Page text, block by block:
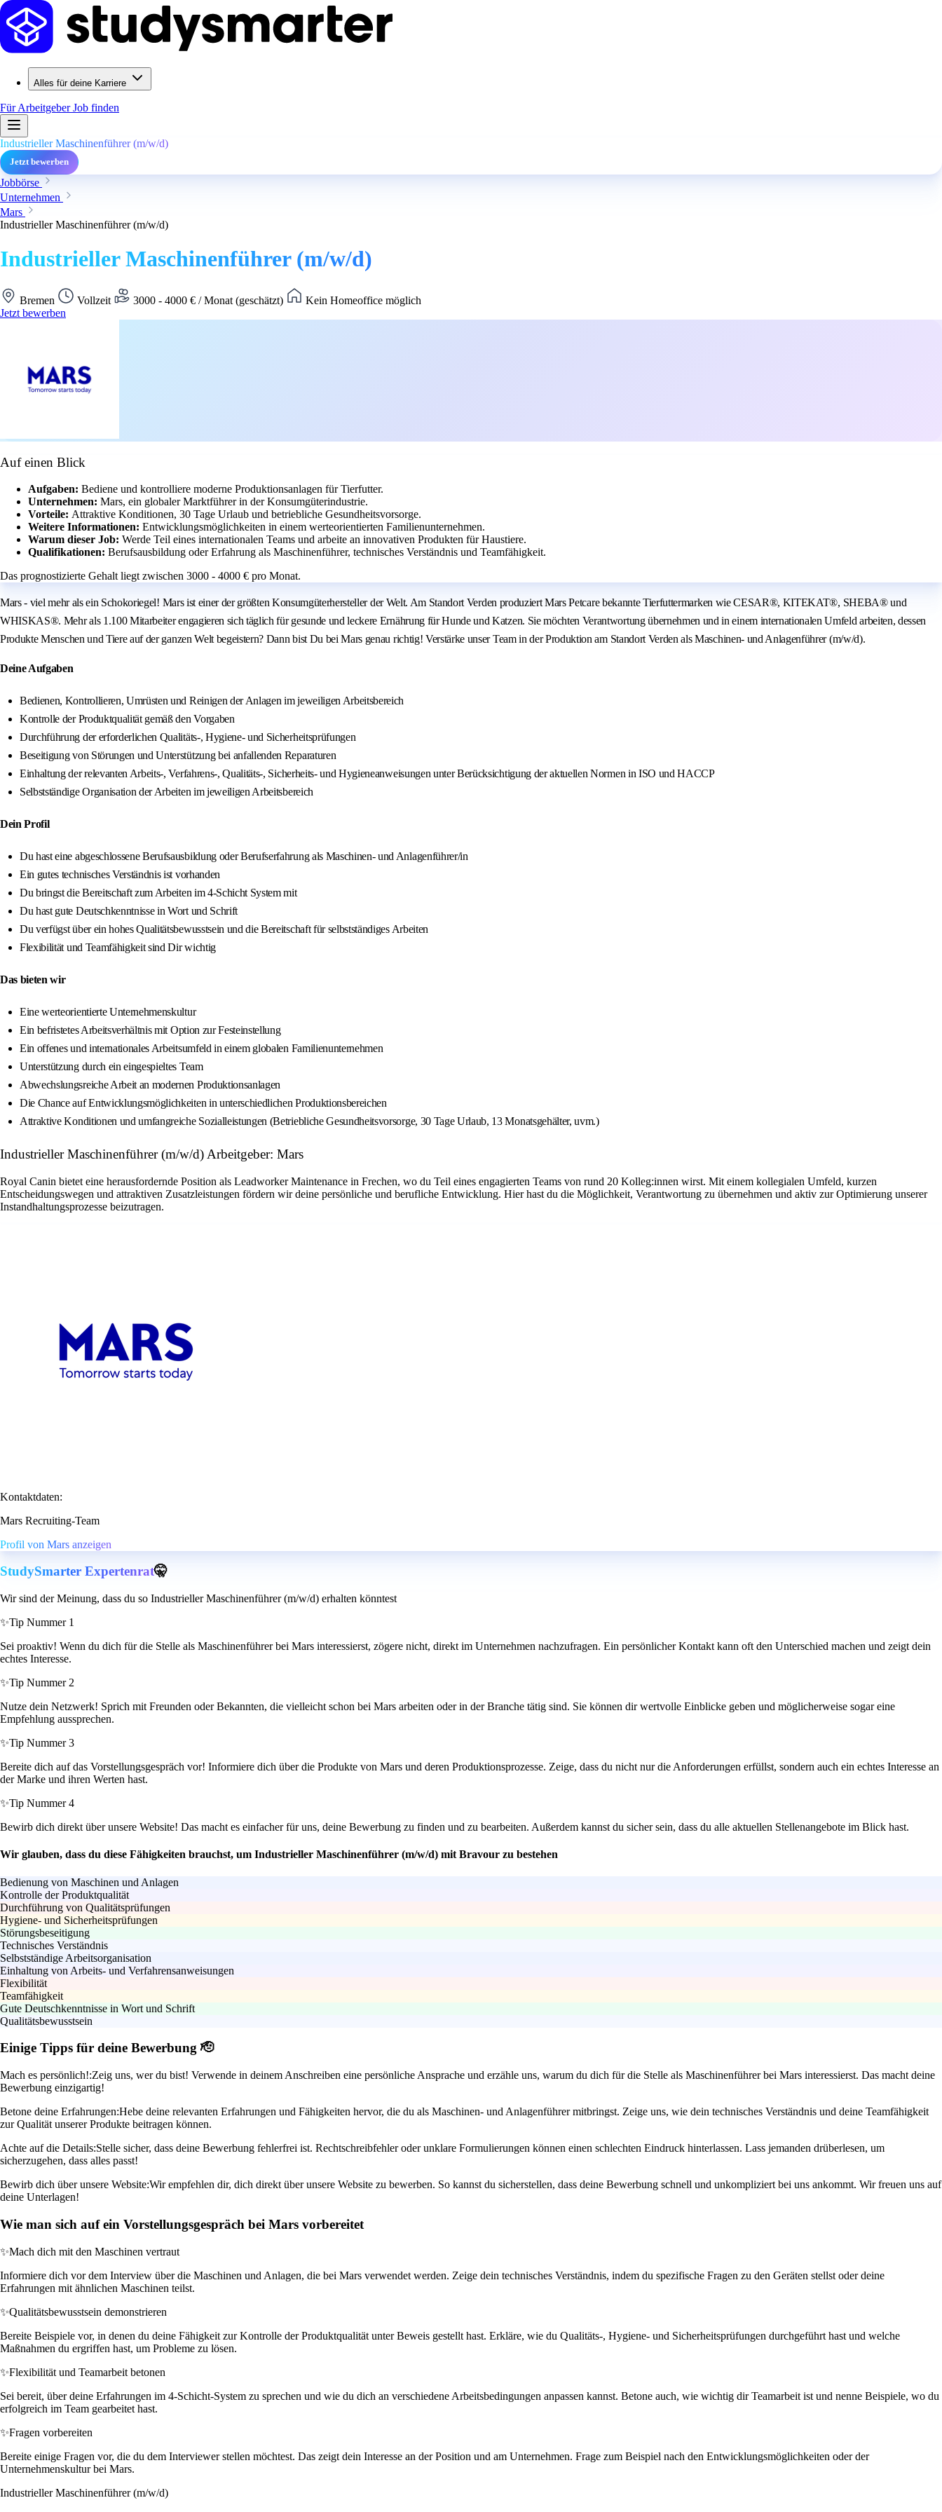
Alles für deine Karriere
Für ArbeitgeberJob finden
Industrieller Maschinenführer (m/w/d)
Jetzt bewerben
Jobbörse
Unternehmen
Mars
Industrieller Maschinenführer (m/w/d)
Industrieller Maschinenführer (m/w/d)
Bremen Vollzeit 3000 - 4000 € / Monat (geschätzt)
Kein Homeoffice möglich
Jetzt bewerben
Auf einen Blick
Aufgaben: Bediene und kontrolliere moderne Produktionsanlagen für Tierfutter.
Unternehmen: Mars, ein globaler Marktführer in der Konsumgüterindustrie.
Vorteile: Attraktive Konditionen, 30 Tage Urlaub und betriebliche Gesundheitsvorsorge.
Weitere Informationen: Entwicklungsmöglichkeiten in einem werteorientierten Familienunternehmen.
Warum dieser Job: Werde Teil eines internationalen Teams und arbeite an innovativen Produkten für Haustiere.
Qualifikationen: Berufsausbildung oder Erfahrung als Maschinenführer, technisches Verständnis und Teamfähigkeit.
Das prognostizierte Gehalt liegt zwischen 3000 - 4000 € pro Monat.
Mars - viel mehr als ein Schokoriegel! Mars ist einer der größten Konsumgüterhersteller der Welt. Am Standort Verden produziert Mars Petcare bekannte Tierfuttermarken wie CESAR®, KITEKAT®, SHEBA® und
WHISKAS®. Mehr als 1.100 Mitarbeiter engagieren sich täglich für gesunde und leckere Ernährung für Hunde und Katzen. Sie möchten Verantwortung übernehmen und in einem internationalen Umfeld arbeiten, dessen
Produkte Menschen und Tiere auf der ganzen Welt begeistern? Dann bist Du bei Mars genau richtig! Verstärke unser Team in der Produktion am Standort Verden als Maschinen- und Anlagenführer (m/w/d).
Deine Aufgaben
Bedienen, Kontrollieren, Umrüsten und Reinigen der Anlagen im jeweiligen Arbeitsbereich
Kontrolle der Produktqualität gemäß den Vorgaben
Durchführung der erforderlichen Qualitäts-, Hygiene- und Sicherheitsprüfungen
Beseitigung von Störungen und Unterstützung bei anfallenden Reparaturen
Einhaltung der relevanten Arbeits-, Verfahrens-, Qualitäts-, Sicherheits- und Hygieneanweisungen unter Berücksichtigung der aktuellen Normen in ISO und HACCP
Selbstständige Organisation der Arbeiten im jeweiligen Arbeitsbereich
Dein Profil
Du hast eine abgeschlossene Berufsausbildung oder Berufserfahrung als Maschinen- und Anlagenführer/in
Ein gutes technisches Verständnis ist vorhanden
Du bringst die Bereitschaft zum Arbeiten im 4-Schicht System mit
Du hast gute Deutschkenntnisse in Wort und Schrift
Du verfügst über ein hohes Qualitätsbewusstsein und die Bereitschaft für selbstständiges Arbeiten
Flexibilität und Teamfähigkeit sind Dir wichtig
Das bieten wir
Eine werteorientierte Unternehmenskultur
Ein befristetes Arbeitsverhältnis mit Option zur Festeinstellung
Ein offenes und internationales Arbeitsumfeld in einem globalen Familienunternehmen
Unterstützung durch ein eingespieltes Team
Abwechslungsreiche Arbeit an modernen Produktionsanlagen
Die Chance auf Entwicklungsmöglichkeiten in unterschiedlichen Produktionsbereichen
Attraktive Konditionen und umfangreiche Sozialleistungen (Betriebliche Gesundheitsvorsorge, 30 Tage Urlaub, 13 Monatsgehälter, uvm.)
Industrieller Maschinenführer (m/w/d) Arbeitgeber: Mars
Royal Canin bietet eine herausfordernde Position als Leadworker Maintenance in Frechen, wo du Teil eines engagierten Teams von rund 20 Kolleg:innen wirst. Mit einem kollegialen Umfeld, kurzen
Entscheidungswegen und attraktiven Zusatzleistungen fördern wir deine persönliche und berufliche Entwicklung. Hier hast du die Möglichkeit, Verantwortung zu übernehmen und aktiv zur Optimierung unserer
Instandhaltungsprozesse beizutragen.
Kontaktdaten:
Mars Recruiting-Team
Profil von Mars anzeigen
StudySmarter Expertenrat🤫
Wir sind der Meinung, dass du so Industrieller Maschinenführer (m/w/d) erhalten könntest
✨Tip Nummer 1
Sei proaktiv! Wenn du dich für die Stelle als Maschinenführer bei Mars interessierst, zögere nicht, direkt im Unternehmen nachzufragen. Ein persönlicher Kontakt kann oft den Unterschied machen und zeigt dein
echtes Interesse.
✨Tip Nummer 2
Nutze dein Netzwerk! Sprich mit Freunden oder Bekannten, die vielleicht schon bei Mars arbeiten oder in der Branche tätig sind. Sie können dir wertvolle Einblicke geben und möglicherweise sogar eine
Empfehlung aussprechen.
✨Tip Nummer 3
Bereite dich auf das Vorstellungsgespräch vor! Informiere dich über die Produkte von Mars und deren Produktionsprozesse. Zeige, dass du nicht nur die Anforderungen erfüllst, sondern auch ein echtes Interesse an
der Marke und ihren Werten hast.
✨Tip Nummer 4
Bewirb dich direkt über unsere Website! Das macht es einfacher für uns, deine Bewerbung zu finden und zu bearbeiten. Außerdem kannst du sicher sein, dass du alle aktuellen Stellenangebote im Blick hast.
Wir glauben, dass du diese Fähigkeiten brauchst, um Industrieller Maschinenführer (m/w/d) mit Bravour zu bestehen
Bedienung von Maschinen und Anlagen
Kontrolle der Produktqualität
Durchführung von Qualitätsprüfungen
Hygiene- und Sicherheitsprüfungen
Störungsbeseitigung
Technisches Verständnis
Selbstständige Arbeitsorganisation
Einhaltung von Arbeits- und Verfahrensanweisungen
Flexibilität
Teamfähigkeit
Gute Deutschkenntnisse in Wort und Schrift
Qualitätsbewusstsein
Einige Tipps für deine Bewerbung 🫡
Mach es persönlich!:Zeig uns, wer du bist! Verwende in deinem Anschreiben eine persönliche Ansprache und erzähle uns, warum du dich für die Stelle als Maschinenführer bei Mars interessierst. Das macht deine
Bewerbung einzigartig!
Betone deine Erfahrungen:Hebe deine relevanten Erfahrungen und Fähigkeiten hervor, die du als Maschinen- und Anlagenführer mitbringst. Zeige uns, wie dein technisches Verständnis und deine Teamfähigkeit
zur Qualität unserer Produkte beitragen können.
Achte auf die Details:Stelle sicher, dass deine Bewerbung fehlerfrei ist. Rechtschreibfehler oder unklare Formulierungen können einen schlechten Eindruck hinterlassen. Lass jemanden drüberlesen, um
sicherzugehen, dass alles passt!
Bewirb dich über unsere Website:Wir empfehlen dir, dich direkt über unsere Website zu bewerben. So kannst du sicherstellen, dass deine Bewerbung schnell und unkompliziert bei uns ankommt. Wir freuen uns auf
deine Unterlagen!
Wie man sich auf ein Vorstellungsgespräch bei Mars vorbereitet
✨Mach dich mit den Maschinen vertraut
Informiere dich vor dem Interview über die Maschinen und Anlagen, die bei Mars verwendet werden. Zeige dein technisches Verständnis, indem du spezifische Fragen zu den Geräten stellst oder deine
Erfahrungen mit ähnlichen Maschinen teilst.
✨Qualitätsbewusstsein demonstrieren
Bereite Beispiele vor, in denen du deine Fähigkeit zur Kontrolle der Produktqualität unter Beweis gestellt hast. Erkläre, wie du Qualitäts-, Hygiene- und Sicherheitsprüfungen durchgeführt hast und welche
Maßnahmen du ergriffen hast, um Probleme zu lösen.
✨Flexibilität und Teamarbeit betonen
Sei bereit, über deine Erfahrungen im 4-Schicht-System zu sprechen und wie du dich an verschiedene Arbeitsbedingungen anpassen kannst. Betone auch, wie wichtig dir Teamarbeit ist und nenne Beispiele, wo du
erfolgreich im Team gearbeitet hast.
✨Fragen vorbereiten
Bereite einige Fragen vor, die du dem Interviewer stellen möchtest. Das zeigt dein Interesse an der Position und am Unternehmen. Frage zum Beispiel nach den Entwicklungsmöglichkeiten oder der
Unternehmenskultur bei Mars.
Industrieller Maschinenführer (m/w/d)